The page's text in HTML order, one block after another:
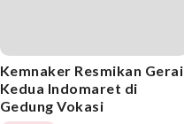
Kemnaker Resmikan Gerai
Kedua Indomaret di
Gedung Vokasi